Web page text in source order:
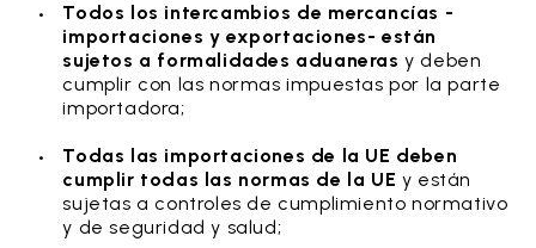
Todos los intercambios de mercancías -
importaciones y exportaciones- están
sujetos a formalidades aduaneras y deben
cumplir con las normas impuestas por la parte
importadora;
Todas las importaciones de la UE deben
cumplir todas las normas de la UE y están
sujetas a controles de cumplimiento normativo
y de seguridad y salud;